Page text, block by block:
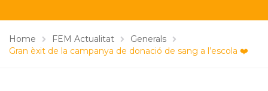
Home FEM Actualitat
Generals
Gran èxit de la campanya de donació de sang a l’escola ❤️